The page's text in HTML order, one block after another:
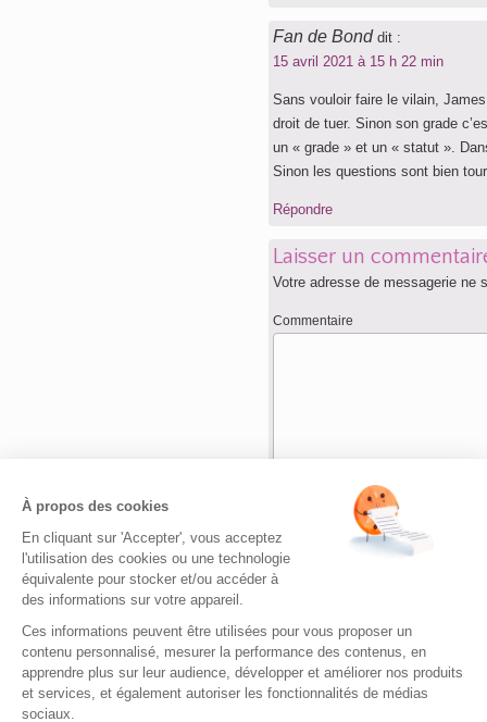
Fan de Bond dit :
15 avril 2021 à 15 h 22 min
Sans vouloir faire le vilain,
droit de tuer. Sinon son grade
un « grade » et un « statut ».
Sinon les questions sont bien
Répondre
Laisser un
Votre adresse de messagerie ne
Commentaire
Adresse de messagerie
À propos des cookies
En cliquant sur 'Accepter', vous acceptez
l'utilisation des cookies ou une technologie
équivalente pour stocker et/ou accéder à
des informations sur votre appareil.
Ces informations peuvent être utilisées pour vous proposer un
contenu personnalisé, mesurer la performance des contenus, en
apprendre plus sur leur audience, développer et améliorer nos produits
et services, et également autoriser les fonctionnalités de médias
sociaux.